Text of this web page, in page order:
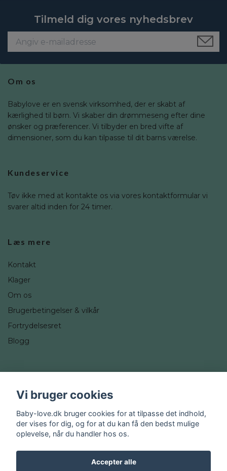
Tilmeld dig vores nyhedsbrev
Om os
Babylove er en svensk virksomhed, der er skabt af
kærlighed til børn. Vi skaber din drømmeseng efter dine
ønsker og præferencer. Vi tilbyder en bred vifte af
dimensioner, som du kan tilpasse til dit barns værelse.
Kundeservice
Tøv ikke med at kontakte os via vores kontaktformular vi
svarer altid inden for 24 timer.
Læs mere
Kontakt
Klager
Om os
Brugerbetingelser & vilkår
Fortrydelsesret
Blogg
Instagram
Vi bruger cookies
Baby-love.dk bruger cookies for at tilpasse det indhold,
der vises for dig, og for at du kan få den bedst mulige
oplevelse, når du handler hos os.
Accepter alle